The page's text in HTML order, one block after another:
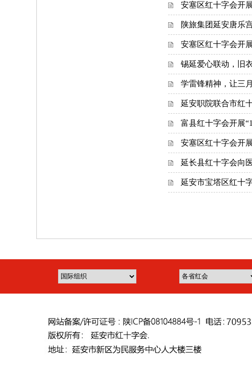
安塞区红十字会开
陕旅集团延安唐乐
安塞区红十字会开
锡延爱心联动，旧
学雷锋精神，让三
延安职院联合市红
富县红十字会开展
安塞区红十字会开
延长县红十字会向
延安市宝塔区红十